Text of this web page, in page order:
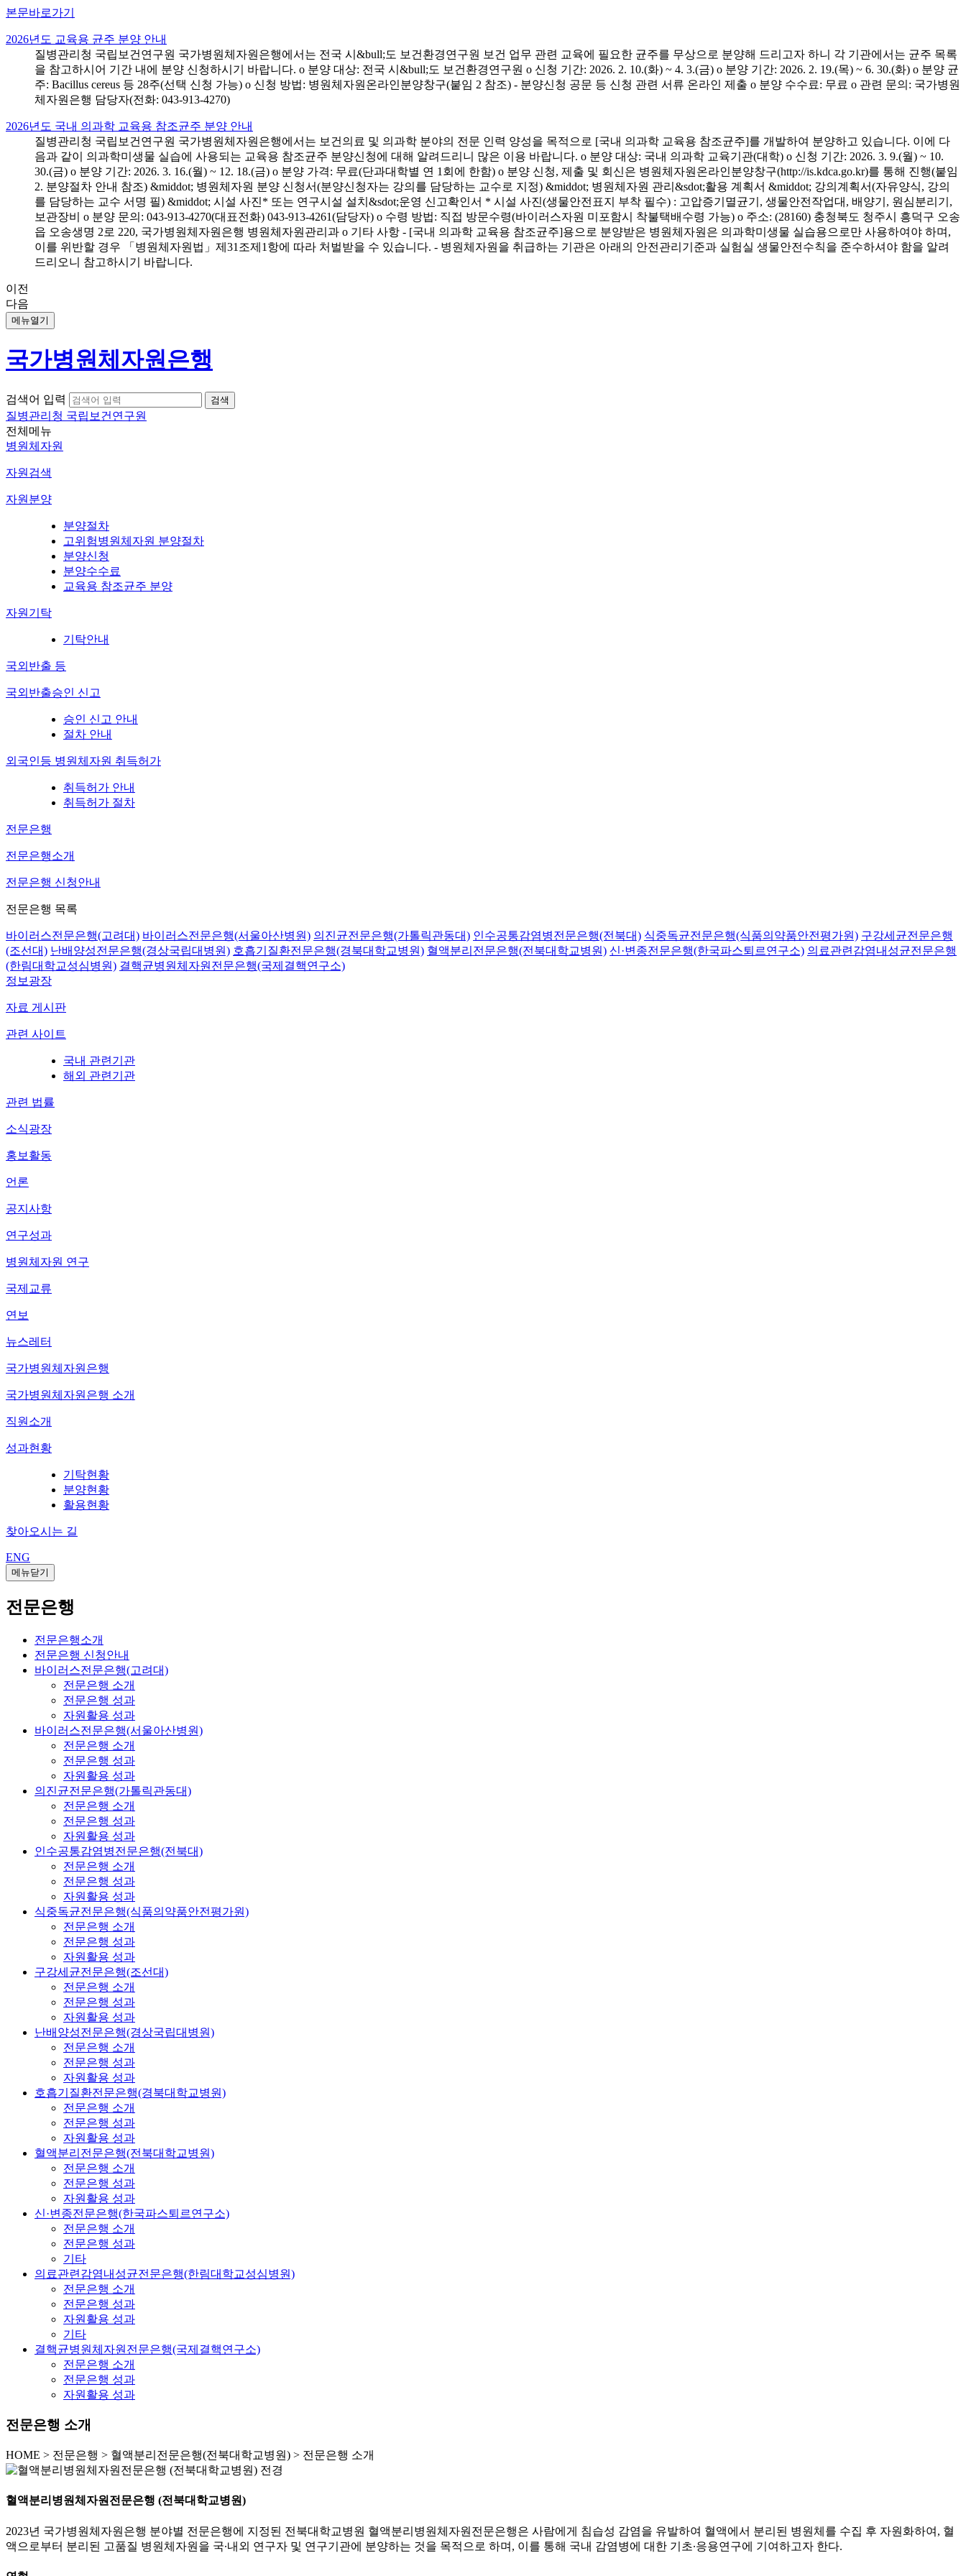
본문바로가기
2026년도 교육용 균주 분양 안내
질병관리청 국립보건연구원 국가병원체자원은행에서는 전국 시&bull;도 보건환경연구원 보건 업무 관련 교육에 필요한 균주를 무상으로 분양해 드리고자 하니 각 기관에서는 균주 목록
을 참고하시어 기간 내에 분양 신청하시기 바랍니다. o 분양 대상: 전국 시&bull;도 보건환경연구원 o 신청 기간: 2026. 2. 10.(화) ~ 4. 3.(금) o 분양 기간: 2026. 2. 19.(목) ~ 6. 30.(화) o 분양 균
주: Bacillus cereus 등 28주(선택 신청 가능) o 신청 방법: 병원체자원온라인분양창구(붙임 2 참조) - 분양신청 공문 등 신청 관련 서류 온라인 제출 o 분양 수수료: 무료 o 관련 문의: 국가병원
체자원은행 담당자(전화: 043-913-4270)
2026년도 국내 의과학 교육용 참조균주 분양 안내
질병관리청 국립보건연구원 국가병원체자원은행에서는 보건의료 및 의과학 분야의 전문 인력 양성을 목적으로 [국내 의과학 교육용 참조균주]를 개발하여 분양하고 있습니다. 이에 다
음과 같이 의과학미생물 실습에 사용되는 교육용 참조균주 분양신청에 대해 알려드리니 많은 이용 바랍니다. o 분양 대상: 국내 의과학 교육기관(대학) o 신청 기간: 2026. 3. 9.(월) ~ 10.
30.(금) o 분양 기간: 2026. 3. 16.(월) ~ 12. 18.(금) o 분양 가격: 무료(단과대학별 연 1회에 한함) o 분양 신청, 제출 및 회신은 병원체자원온라인분양창구(http://is.kdca.go.kr)를 통해 진행(붙임
2. 분양절차 안내 참조) &middot; 병원체자원 분양 신청서(분양신청자는 강의를 담당하는 교수로 지정) &middot; 병원체자원 관리&sdot;활용 계획서 &middot; 강의계획서(자유양식, 강의
를 담당하는 교수 서명 필) &middot; 시설 사진* 또는 연구시설 설치&sdot;운영 신고확인서 * 시설 사진(생물안전표지 부착 필수) : 고압증기멸균기, 생물안전작업대, 배양기, 원심분리기,
보관장비 o 분양 문의: 043-913-4270(대표전화) 043-913-4261(담당자) o 수령 방법: 직접 방문수령(바이러스자원 미포함시 착불택배수령 가능) o 주소: (28160) 충청북도 청주시 흥덕구 오송
읍 오송생명 2로 220, 국가병원체자원은행 병원체자원관리과 o 기타 사항 - [국내 의과학 교육용 참조균주]용으로 분양받은 병원체자원은 의과학미생물 실습용으로만 사용하여야 하며,
이를 위반할 경우 「병원체자원법」제31조제1항에 따라 처벌받을 수 있습니다. - 병원체자원을 취급하는 기관은 아래의 안전관리기준과 실험실 생물안전수칙을 준수하셔야 함을 알려
드리오니 참고하시기 바랍니다.
이전
다음
메뉴열기
국가병원체자원은행
검색어 입력
질병관리청 국립보건연구원
전체메뉴
병원체자원
자원검색
자원분양
분양절차
고위험병원체자원 분양절차
분양신청
분양수수료
교육용 참조균주 분양
자원기탁
기탁안내
국외반출 등
국외반출승인 신고
승인 신고 안내
절차 안내
외국인등 병원체자원 취득허가
취득허가 안내
취득허가 절차
전문은행
전문은행소개
전문은행 신청안내
전문은행 목록
바이러스전문은행(고려대) 바이러스전문은행(서울아산병원) 의진균전문은행(가톨릭관동대) 인수공통감염병전문은행(전북대) 식중독균전문은행(식품의약품안전평가원) 구강세균전문은행
(조선대) 난배양성전문은행(경상국립대병원) 호흡기질환전문은행(경북대학교병원) 혈액분리전문은행(전북대학교병원) 신·변종전문은행(한국파스퇴르연구소) 의료관련감염내성균전문은행
(한림대학교성심병원) 결핵균병원체자원전문은행(국제결핵연구소)
정보광장
자료 게시판
관련 사이트
국내 관련기관
해외 관련기관
관련 법률
소식광장
홍보활동
언론
공지사항
연구성과
병원체자원 연구
국제교류
연보
뉴스레터
국가병원체자원은행
국가병원체자원은행 소개
직원소개
성과현황
기탁현황
분양현황
활용현황
찾아오시는 길
ENG
메뉴닫기
전문은행
전문은행소개
전문은행 신청안내
바이러스전문은행(고려대)
전문은행 소개
전문은행 성과
자원활용 성과
바이러스전문은행(서울아산병원)
전문은행 소개
전문은행 성과
자원활용 성과
의진균전문은행(가톨릭관동대)
전문은행 소개
전문은행 성과
자원활용 성과
인수공통감염병전문은행(전북대)
전문은행 소개
전문은행 성과
자원활용 성과
식중독균전문은행(식품의약품안전평가원)
전문은행 소개
전문은행 성과
자원활용 성과
구강세균전문은행(조선대)
전문은행 소개
전문은행 성과
자원활용 성과
난배양성전문은행(경상국립대병원)
전문은행 소개
전문은행 성과
자원활용 성과
호흡기질환전문은행(경북대학교병원)
전문은행 소개
전문은행 성과
자원활용 성과
혈액분리전문은행(전북대학교병원)
전문은행 소개
전문은행 성과
자원활용 성과
신·변종전문은행(한국파스퇴르연구소)
전문은행 소개
전문은행 성과
기타
의료관련감염내성균전문은행(한림대학교성심병원)
전문은행 소개
전문은행 성과
자원활용 성과
기타
결핵균병원체자원전문은행(국제결핵연구소)
전문은행 소개
전문은행 성과
자원활용 성과
전문은행 소개
HOME > 전문은행 > 혈액분리전문은행(전북대학교병원) > 전문은행 소개
혈액분리병원체자원전문은행 (전북대학교병원)
2023년 국가병원체자원은행 분야별 전문은행에 지정된 전북대학교병원 혈액분리병원체자원전문은행은 사람에게 침습성 감염을 유발하여 혈액에서 분리된 병원체를 수집 후 자원화하여, 혈
액으로부터 분리된 고품질 병원체자원을 국∙내외 연구자 및 연구기관에 분양하는 것을 목적으로 하며, 이를 통해 국내 감염병에 대한 기초∙응용연구에 기여하고자 한다.